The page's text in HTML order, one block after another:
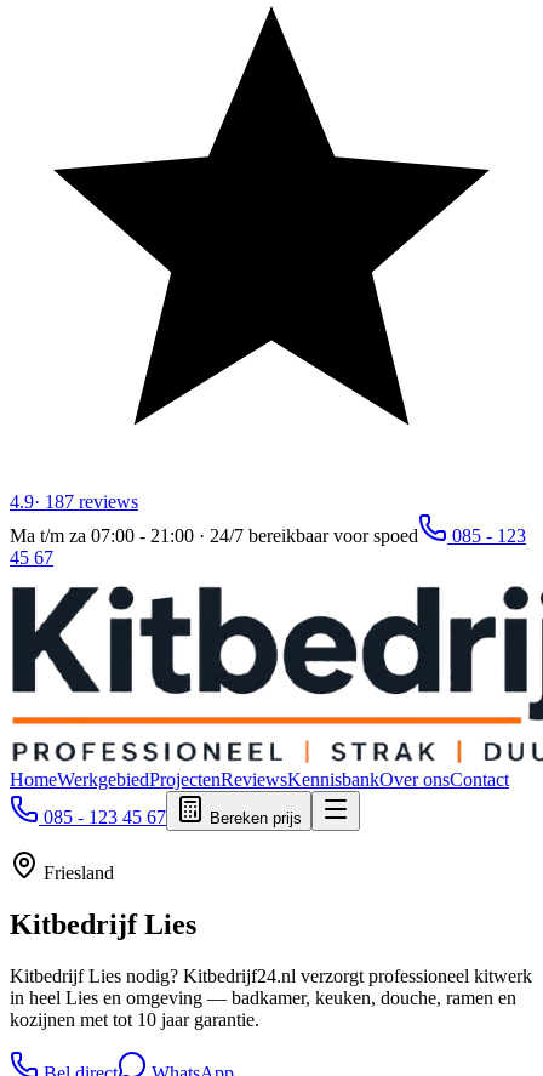
4.9· 187 reviews
Ma t/m za 07:00 - 21:00 · 24/7 bereikbaar voor spoed
085 - 123
45 67
HomeWerkgebiedProjectenReviewsKennisbankOver onsContact
085 - 123 45 67
Bereken prijs
Friesland
KitbedrijfLies
Kitbedrijf Lies nodig? Kitbedrijf24.nl verzorgt professioneel kitwerk
in heel Lies en omgeving — badkamer, keuken, douche, ramen en
kozijnen met tot 10 jaar garantie.